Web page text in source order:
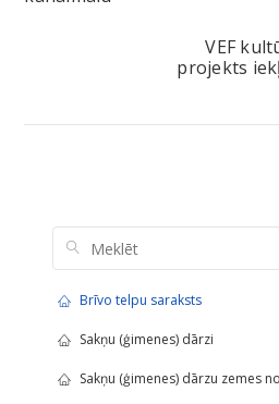
VEF
projekts
Brīvo telpu saraksts
Sakņu (ģimenes) dārzi
Sakņu (ģimenes) dārzu zemes